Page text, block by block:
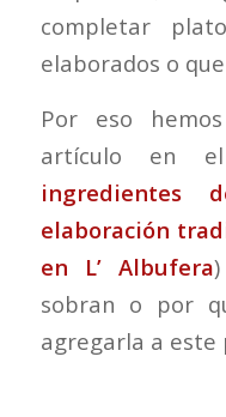
completar
elaborados o
Por eso
artículo en
ingredientes
elaboración
en L’ Albufera
sobran o por
agregarla a este